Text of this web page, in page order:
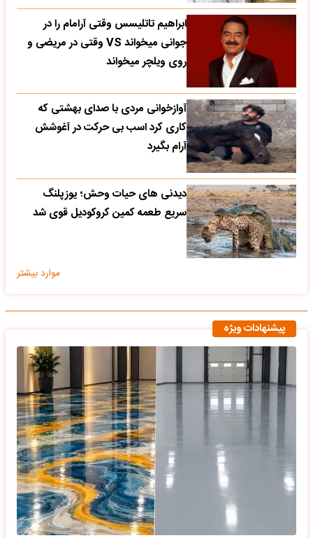
ابراهیم تاتلیسس وقتی آرامام را در
جوانی میخواند VS وقتی در مریضی و
روی ویلچر میخواند
آوازخوانی مردی با صدای بهشتی که
کاری کرد اسب بی حرکت در آغوشش
آرام بگیرد
دیدنی های حیات وحش؛ یوزپلنگ
سریع طعمه کمین کروکودیل قوی شد
موارد بیشتر
پیشنهادات ویژه